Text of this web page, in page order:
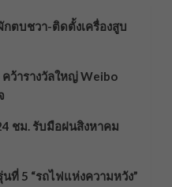
กตบชวา-ติดตั้งเครื่องสูบ
คว้ารางวัลใหญ่ Weibo
ชม. รับมือฝนสิงหาคม
นที่ 5 “รถไฟแห่งความหวัง”